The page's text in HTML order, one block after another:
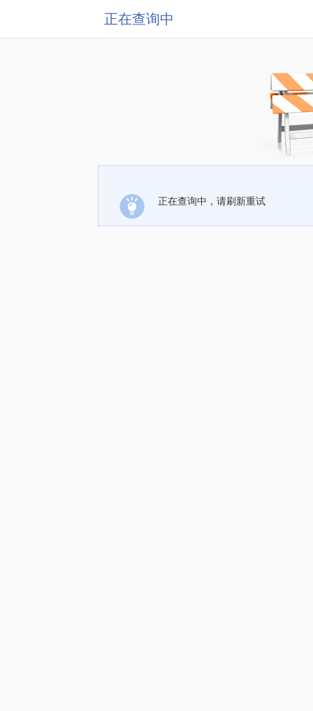
正在查询中
正在查询中，请刷新重试